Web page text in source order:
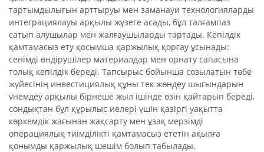
тартымдылығын арттыруы мен заманауи технологияларды
интеграциялауы арқылы жүзеге асады, бұл талғампаз
сатып алушылар мен жалғаушыларды тартады. Кепілдік
қамтамасыз ету қосымша қаржылық қорғау ұсынады:
сенімді өндірушілер материалдар мен орнату сапасына
толық кепілдік береді. Тапсырыс бойынша созылатын төбе
жүйесінің инвестициялық құны тек жөндеу шығындарын
үнемдеу арқылы бірнеше жыл ішінде өзін қайтарып береді,
сондықтан бұл құрылыс иелері үшін қазіргі уақытта
көркемдік жағынан жақсарту мен ұзақ мерзімді
операциялық тиімділікті қамтамасыз ететін ақылға
қонымды қаржылық шешім болып табылады.